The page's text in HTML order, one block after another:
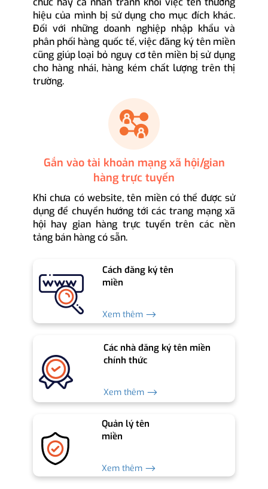
hiệu của mình bị sử dụng cho mục đích khác.
Đối với những doanh nghiệp nhập khẩu và
phân phối hàng quốc tế, việc đăng ký tên miền
cũng giúp loại bỏ nguy cơ tên miền bị sử dụng
cho hàng nhái, hàng kém chất lượng trên thị
trường.
Gắn vào tài khoản mạng xã hội/gian
hàng trực tuyến
Khi chưa có website, tên miền có thể được sử
dụng để chuyển hướng tới các trang mạng xã
hội hay gian hàng trực tuyến trên các nền
tảng bán hàng có sẵn.
Cách đăng ký tên
miền
Xem thêm ⟶
Các nhà đăng ký tên miền
chính thức
Xem thêm ⟶
Quản lý tên
miền
Xem thêm ⟶